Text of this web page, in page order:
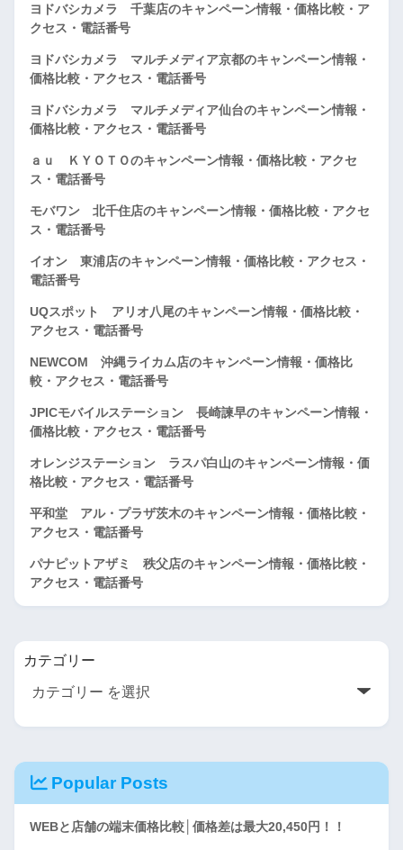
ヨドバシカメラ 千葉店のキャンペーン情報・価格比較・ア
クセス・電話番号
ヨドバシカメラ マルチメディア京都のキャンペーン情報・
価格比較・アクセス・電話番号
ヨドバシカメラ マルチメディア仙台のキャンペーン情報・
価格比較・アクセス・電話番号
ａｕ ＫＹＯＴＯのキャンペーン情報・価格比較・アクセ
ス・電話番号
モバワン 北千住店のキャンペーン情報・価格比較・アクセ
ス・電話番号
イオン 東浦店のキャンペーン情報・価格比較・アクセス・
電話番号
UQスポット アリオ八尾のキャンペーン情報・価格比較・
アクセス・電話番号
NEWCOM 沖縄ライカム店のキャンペーン情報・価格比
較・アクセス・電話番号
JPICモバイルステーション 長崎諫早のキャンペーン情報・
価格比較・アクセス・電話番号
オレンジステーション ラスパ白山のキャンペーン情報・価
格比較・アクセス・電話番号
平和堂 アル・プラザ茨木のキャンペーン情報・価格比較・
アクセス・電話番号
パナピットアザミ 秩父店のキャンペーン情報・価格比較・
アクセス・電話番号
カテゴリー
Popular Posts
WEBと店舗の端末価格比較│価格差は最大20,450円！！